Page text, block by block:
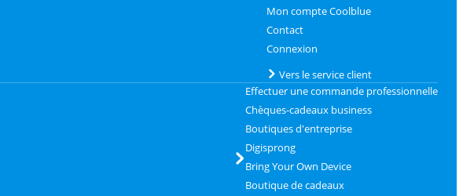
Mon compte Coolblue
Contact
Connexion
Vers le service client
Effectuer une commande professionnelle
Chèques-cadeaux business
Boutiques d'entreprise
Digisprong
Bring Your Own Device
Boutique de cadeaux